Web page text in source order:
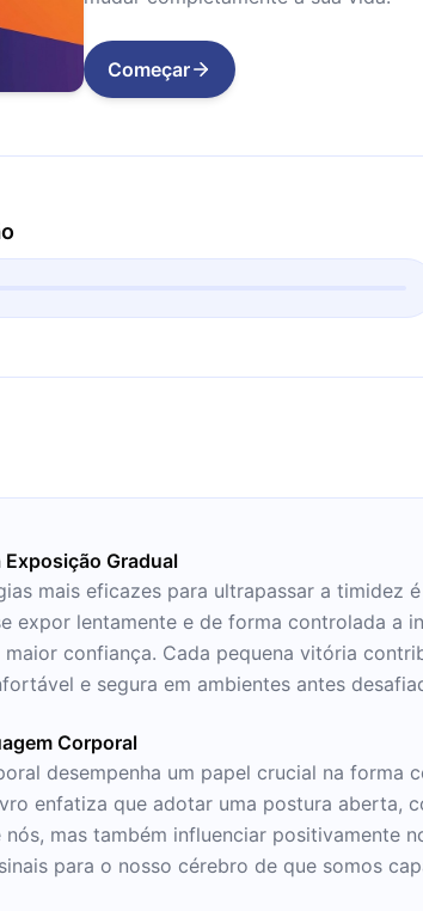
Começar
Gradual
mais eficazes para ultrapassar a
expor lentamente e de forma controlada a
maior confiança. Cada pequena vitória
e segura em ambientes antes
Corporal
desempenha um papel crucial na
enfatiza que adotar uma postura aberta,
mas também influenciar positivamente
para o nosso cérebro de que somos